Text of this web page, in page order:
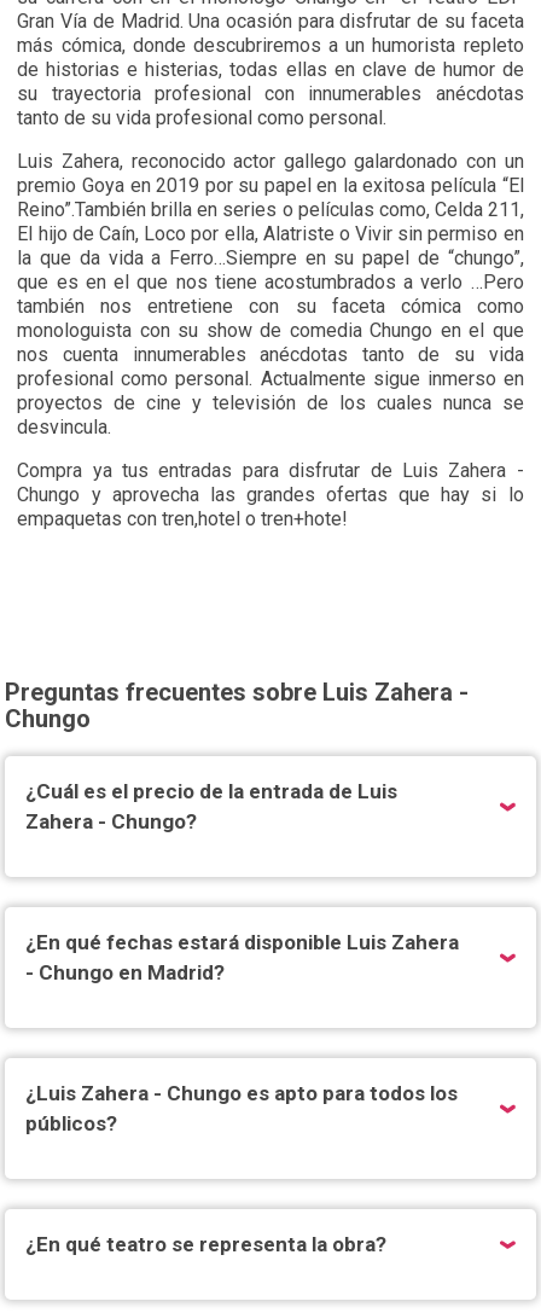
Gran Vía de Madrid. Una ocasión para disfrutar de su faceta
más cómica, donde descubriremos a un humorista repleto
de historias e histerias, todas ellas en clave de humor de
su trayectoria profesional con innumerables anécdotas
tanto de su vida profesional como personal.
Luis Zahera, reconocido actor gallego galardonado con un
premio Goya en 2019 por su papel en la exitosa película “El
Reino”.También brilla en series o películas como, Celda 211,
El hijo de Caín, Loco por ella, Alatriste o Vivir sin permiso en
la que da vida a Ferro…Siempre en su papel de “chungo”,
que es en el que nos tiene acostumbrados a verlo …Pero
también nos entretiene con su faceta cómica como
monologuista con su show de comedia Chungo en el que
nos cuenta innumerables anécdotas tanto de su vida
profesional como personal. Actualmente sigue inmerso en
proyectos de cine y televisión de los cuales nunca se
desvincula.
Compra ya tus entradas para disfrutar de Luis Zahera -
Chungo y aprovecha las grandes ofertas que hay si lo
empaquetas con tren,hotel o tren+hote!
Preguntas frecuentes sobre Luis Zahera -
Chungo
¿Cuál es el precio de la entrada de Luis
Zahera - Chungo?
¿En qué fechas estará disponible Luis Zahera
- Chungo en Madrid?
¿Luis Zahera - Chungo es apto para todos los
públicos?
¿En qué teatro se representa la obra?